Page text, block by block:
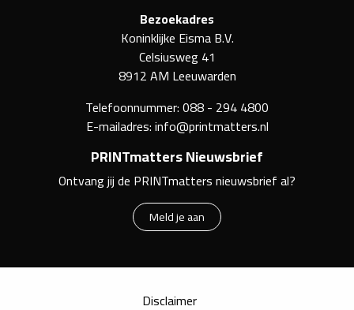
Bezoekadres
Koninklijke Eisma B.V.
Celsiusweg 41
8912 AM Leeuwarden
Telefoonnummer:088 - 294 4800
E-mailadres:info@printmatters.nl
PRINTmatters Nieuwsbrief
Ontvang jij de PRINTmatters nieuwsbrief al?
Meld je aan
Disclaimer